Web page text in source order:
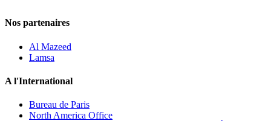
Nos partenaires
Al Mazeed
Lamsa
A l'International
Bureau de Paris
North America Office